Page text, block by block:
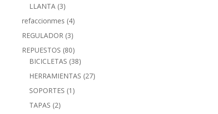
LLANTA (3)
refaccionmes (4)
REGULADOR (3)
REPUESTOS (80)
BICICLETAS (38)
HERRAMIENTAS (27)
SOPORTES (1)
TAPAS (2)